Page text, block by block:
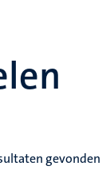
gevonden